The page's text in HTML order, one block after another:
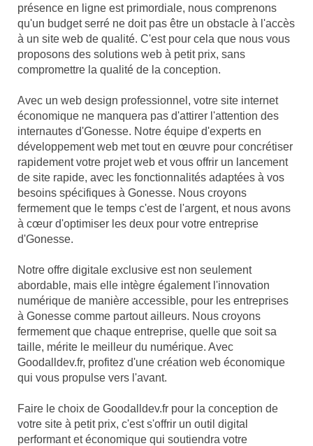
présence en ligne est primordiale, nous comprenons
qu'un budget serré ne doit pas être un obstacle à l'accès
à un site web de qualité. C'est pour cela que nous vous
proposons des solutions web à petit prix, sans
compromettre la qualité de la conception.
Avec un web design professionnel, votre site internet
économique ne manquera pas d'attirer l'attention des
internautes d'Gonesse. Notre équipe d'experts en
développement web met tout en œuvre pour concrétiser
rapidement votre projet web et vous offrir un lancement
de site rapide, avec les fonctionnalités adaptées à vos
besoins spécifiques à Gonesse. Nous croyons
fermement que le temps c'est de l'argent, et nous avons
à cœur d'optimiser les deux pour votre entreprise
d'Gonesse.
Notre offre digitale exclusive est non seulement
abordable, mais elle intègre également l'innovation
numérique de manière accessible, pour les entreprises
à Gonesse comme partout ailleurs. Nous croyons
fermement que chaque entreprise, quelle que soit sa
taille, mérite le meilleur du numérique. Avec
Goodalldev.fr, profitez d'une création web économique
qui vous propulse vers l'avant.
Faire le choix de Goodalldev.fr pour la conception de
votre site à petit prix, c'est s'offrir un outil digital
performant et économique qui soutiendra votre